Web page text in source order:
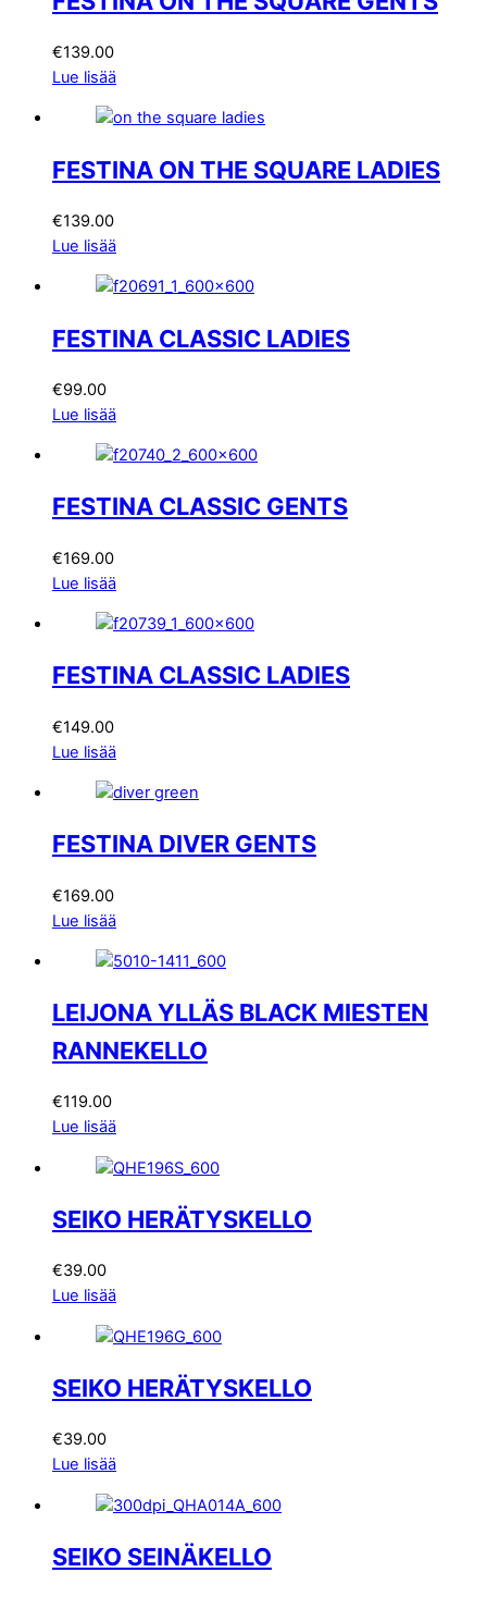
€139.00
Lue lisää
FESTINA ON THE SQUARE LADIES
€139.00
Lue lisää
FESTINA CLASSIC LADIES
€99.00
Lue lisää
FESTINA CLASSIC GENTS
€169.00
Lue lisää
FESTINA CLASSIC LADIES
€149.00
Lue lisää
FESTINA DIVER GENTS
€169.00
Lue lisää
LEIJONA YLLÄS BLACK MIESTEN
RANNEKELLO
€119.00
Lue lisää
SEIKO HERÄTYSKELLO
€39.00
Lue lisää
SEIKO HERÄTYSKELLO
€39.00
Lue lisää
SEIKO SEINÄKELLO